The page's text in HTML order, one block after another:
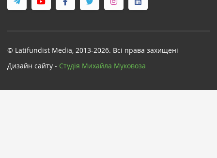
© Latifundist Media, 2013-2026. Всі права захищені
Дизайн сайту - Cтудія Михайла Муковоза